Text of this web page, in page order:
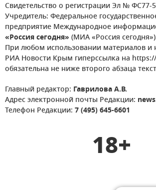
Свидетельство о регистрации Эл № ФС77-
Учредитель: Федеральное
предприятие Международное
«Россия сегодня» (МИА «Россия
При любом использовании материалов и
РИА Новости Крым гиперссылка на
обязательна не ниже второго абзаца
Главный редактор: Гаврилова А.В.
Адрес электронной почты Редакции:
Телефон Редакции: 7 (495) 645-6601
18+